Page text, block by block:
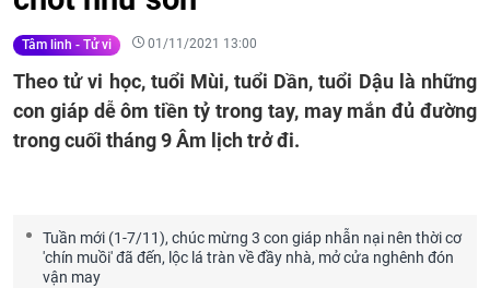
Tâm linh - Tử vi 01/11/2021 13:00
Theo tử vi học, tuổi Mùi, tuổi Dần, tuổi Dậu là những
con giáp dễ ôm tiền tỷ trong tay, may mắn đủ đường
trong cuối tháng 9 Âm lịch trở đi.
Tuần mới (1-7/11), chúc mừng 3 con giáp nhẫn nại nên thời cơ
'chín muồi' đã đến, lộc lá tràn về đầy nhà, mở cửa nghênh đón
vận may